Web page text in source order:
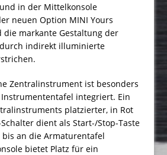
in der Mittelkonsole
neuen Option MINI Yours
die markante Gestaltung der
indirekt illuminierte
Zentralinstrument ist besonders
integriert. Ein
platzierter, in Rot
dient als Start-/Stop-Taste
an die Armaturentafel
bietet Platz für ein